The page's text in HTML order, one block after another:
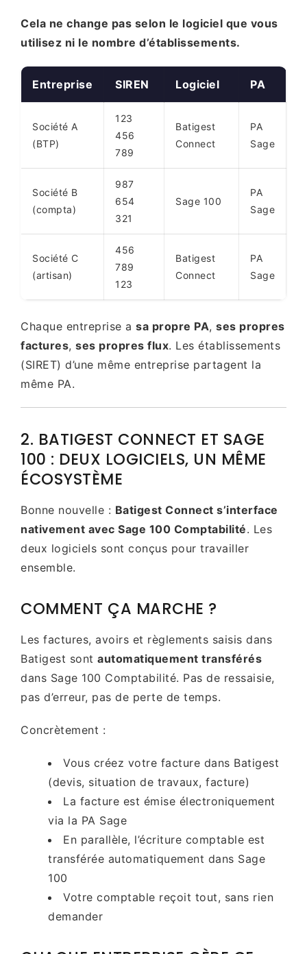
Cela ne change pas selon le logiciel que vous
utilisez ni le nombre d’établissements.
Entreprise SIREN Logiciel PA
Société A
(BTP)
123
456
789
Batigest
Connect
PA
Sage
Société B
(compta)
987
654
321
Sage 100
PA
Sage
Société C
(artisan)
456
789
123
Batigest
Connect
PA
Sage
Chaque entreprise a sa propre PA, ses propres
factures, ses propres flux. Les établissements
(SIRET) d’une même entreprise partagent la
même PA.
2. BATIGEST CONNECT ET SAGE
100 : DEUX LOGICIELS, UN MÊME
ÉCOSYSTÈME
Bonne nouvelle : Batigest Connect s’interface
nativement avec Sage 100 Comptabilité. Les
deux logiciels sont conçus pour travailler
ensemble.
COMMENT ÇA MARCHE ?
Les factures, avoirs et règlements saisis dans
Batigest sont automatiquement transférés
dans Sage 100 Comptabilité. Pas de ressaisie,
pas d’erreur, pas de perte de temps.
Concrètement :
Vous créez votre facture dans Batigest
(devis, situation de travaux, facture)
La facture est émise électroniquement
via la PA Sage
En parallèle, l’écriture comptable est
transférée automatiquement dans Sage
100
Votre comptable reçoit tout, sans rien
demander